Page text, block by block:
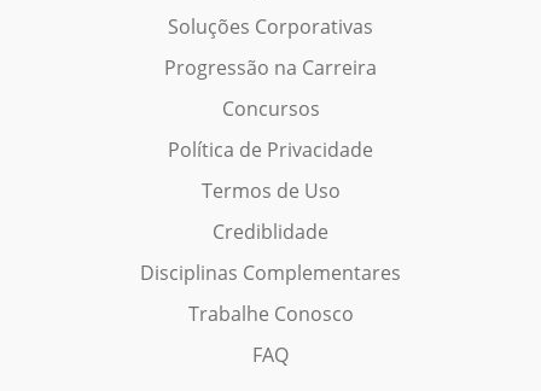
Soluções Corporativas
Progressão na Carreira
Concursos
Política de Privacidade
Termos de Uso
Crediblidade
Disciplinas Complementares
Trabalhe Conosco
FAQ